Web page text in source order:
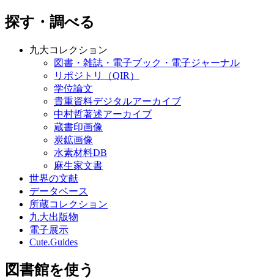
探す・調べる
九大コレクション
図書・雑誌・電子ブック・電子ジャーナル
リポジトリ（QIR）
学位論文
貴重資料デジタルアーカイブ
中村哲著述アーカイブ
蔵書印画像
炭鉱画像
水素材料DB
麻生家文書
世界の文献
データベース
所蔵コレクション
九大出版物
電子展示
Cute.Guides
図書館を使う